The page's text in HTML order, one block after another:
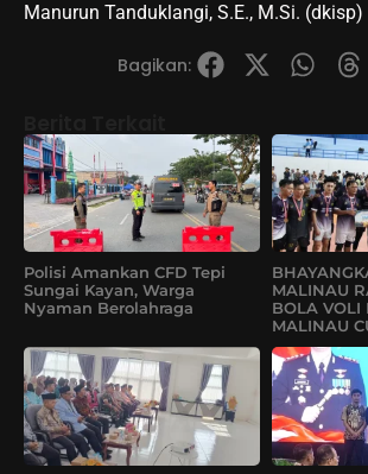
Manurun Tanduklangi, S.E., M.Si. (dkisp)
Bagikan:
Polisi Amankan CFD Tepi
Sungai Kayan, Warga
Nyaman Berolahraga
MALINAU
BOLA VOLI
MALINAU